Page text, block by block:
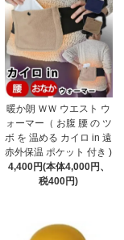
暖か朗 ＷＷ ウエスト ウ
ォーマー（ お腹 腰 の ツ
ボ を 温める カイロ in 遠
赤外保温 ポケット 付き )
4,400円(本体4,000円、
税400円)